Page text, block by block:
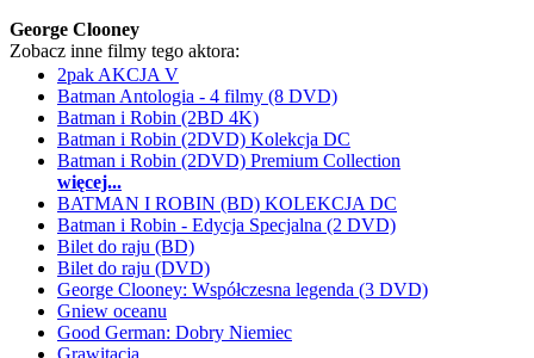
George Clooney
Zobacz inne filmy tego aktora:
2pak AKCJA V
Batman Antologia - 4 filmy (8 DVD)
Batman i Robin (2BD 4K)
Batman i Robin (2DVD) Kolekcja DC
Batman i Robin (2DVD) Premium Collection
więcej...
BATMAN I ROBIN (BD) KOLEKCJA DC
Batman i Robin - Edycja Specjalna (2 DVD)
Bilet do raju (BD)
Bilet do raju (DVD)
George Clooney: Współczesna legenda (3 DVD)
Gniew oceanu
Good German: Dobry Niemiec
Grawitacja